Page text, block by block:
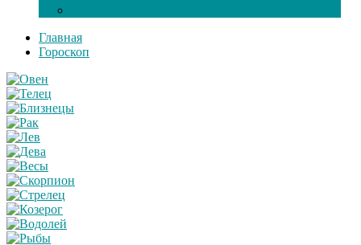
Главная
Гороскоп